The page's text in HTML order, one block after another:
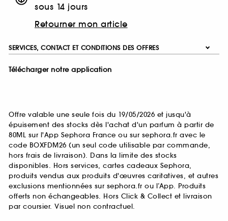
sous 14 jours
Retourner mon article
SERVICES, CONTACT ET CONDITIONS DES OFFRES
Télécharger notre application
Offre valable une seule fois du 19/05/2026 et jusqu'à
épuisement des stocks dès l'achat d'un parfum à partir de
80ML sur l'App Sephora France ou sur sephora.fr avec le
code BOXFDM26 (un seul code utilisable par commande,
hors frais de livraison). Dans la limite des stocks
disponibles. Hors services, cartes cadeaux Sephora,
produits vendus aux produits d'œuvres caritatives, et autres
exclusions mentionnées sur sephora.fr ou l’App. Produits
offerts non échangeables. Hors Click & Collect et livraison
par coursier. Visuel non contractuel.